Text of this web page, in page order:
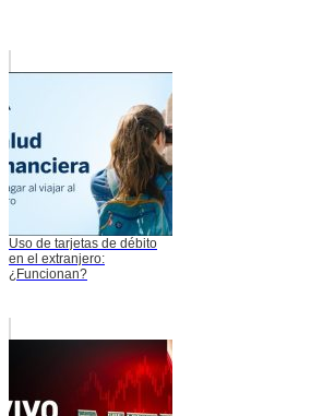
Uso de tarjetas de débito
en el extranjero:
¿Funcionan?